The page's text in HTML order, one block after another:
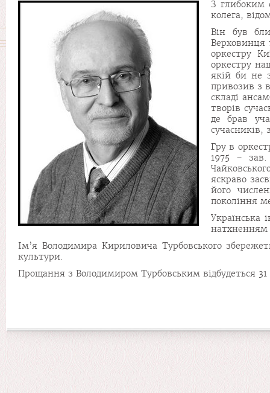
З глибоким
колега,
Він був
Верховинця
оркестру
оркестру
якій би не
привозив з
складі
творів
де брав
сучасників,
Гру в
1975 –
яскраво
його
покоління
Українська
натхненням
Ім’я Володимира Кириловича Турбовського
культури.
Прощання з Володимиром Турбовським відбудеться